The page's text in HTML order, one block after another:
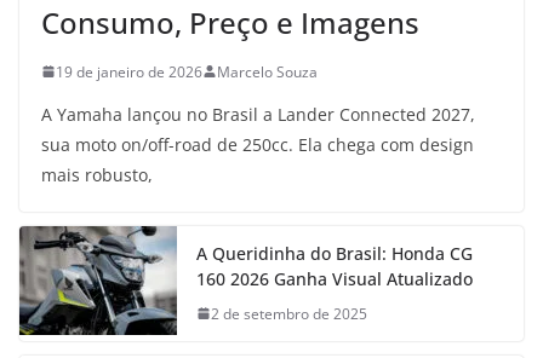
Consumo, Preço e Imagens
19 de janeiro de 2026 Marcelo Souza
A Yamaha lançou no Brasil a Lander Connected 2027,
sua moto on/off-road de 250cc. Ela chega com design
mais robusto,
A Queridinha do Brasil: Honda CG
160 2026 Ganha Visual Atualizado
2 de setembro de 2025